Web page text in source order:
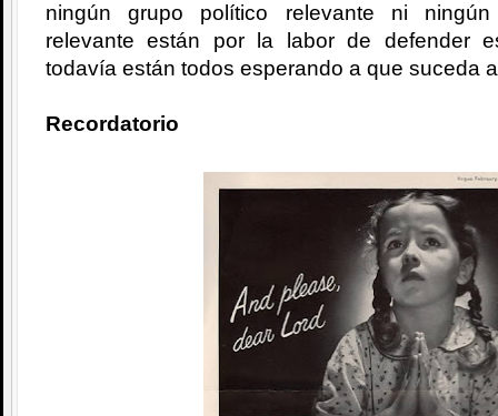
ningún grupo político relevante ni
relevante están por la labor de defender
todavía están todos esperando a que suceda
Recordatorio